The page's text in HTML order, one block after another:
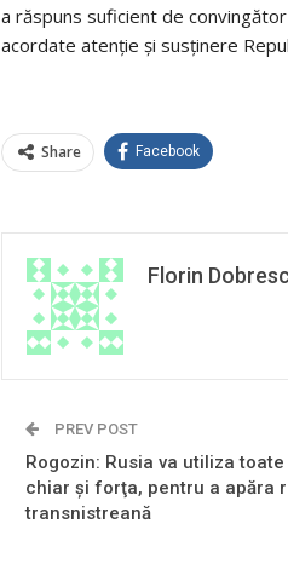
a răspuns suficient de
acordate atenție și susținere
Share Facebook
Florin
PREV POST
Rogozin: Rusia va utiliza
chiar şi forţa, pentru a apăra
transnistreană